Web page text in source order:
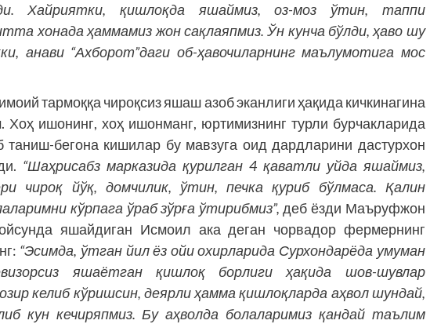
Хайриятки, қишлоқда яшаймиз, оз-моз ўтин, таппи
хонада ҳаммамиз жон сақлаяпмиз. Ўн кунча бўлди, ҳаво шу
анави “Ахборот”даги об-ҳавочиларнинг маълумотига мос
тармоққа чироқсиз яшаш азоб эканлиги ҳақида кичкинагина
Хоҳ ишонинг, хоҳ ишонманг, юртимизнинг турли бурчакларида
таниш-бегона кишилар бу мавзуга оид дардларини дастурхон
“Шаҳрисабз марказида қурилган 4 қаватли уйда яшаймиз,
чироқ йўқ, домчилик, ўтин, печка қуриб бўлмаса. Қалин
кўрпага ўраб зўрға ўтирибмиз”, деб ёзди Маъруфжон
яшайдиган Исмоил ака деган чорвадор фермернинг
“Эсимда, ўтган йил ёз ойи охирларида Сурхондарёда умуман
яшаётган қишлоқ борлиги ҳақида шов-шувлар
келиб кўришсин, деярли ҳамма қишлоқларда аҳвол шундай,
кун кечиряпмиз. Бу аҳволда болаларимиз қандай таълим